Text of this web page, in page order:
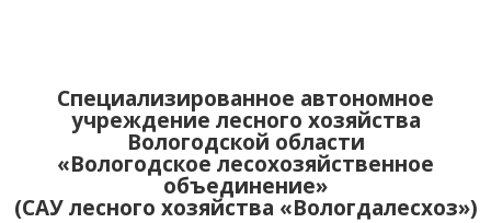
Специализированное автономное
учреждение лесного хозяйства
Вологодской области
«Вологодское лесохозяйственное
объединение»
(САУ лесного хозяйства «Вологдалесхоз»)